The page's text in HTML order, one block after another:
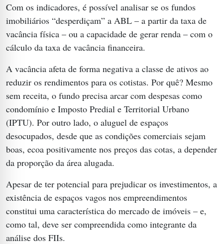
Com os indicadores, é possível analisar se os fundos
imobiliários “desperdiçam” a ABL – a partir da taxa de
vacância física – ou a capacidade de gerar renda – com o
cálculo da taxa de vacância financeira.
A vacância afeta de forma negativa a classe de ativos ao
reduzir os rendimentos para os cotistas. Por quê? Mesmo
sem receita, o fundo precisa arcar com despesas como
condomínio e Imposto Predial e Territorial Urbano
(IPTU). Por outro lado, o aluguel de espaços
desocupados, desde que as condições comerciais sejam
boas, ecoa positivamente nos preços das cotas, a depender
da proporção da área alugada.
Apesar de ter potencial para prejudicar os investimentos, a
existência de espaços vagos nos empreendimentos
constitui uma característica do mercado de imóveis – e,
como tal, deve ser compreendida como integrante da
análise dos FIIs.